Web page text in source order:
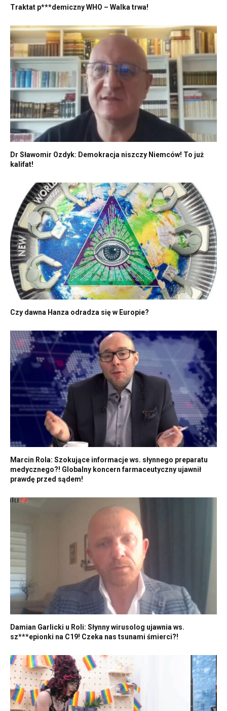
Traktat p***demiczny WHO – Walka trwa!
Dr Sławomir Ozdyk: Demokracja niszczy Niemców! To już
kalifat!
Czy dawna Hanza odradza się w Europie?
Marcin Rola: Szokujące informacje ws. słynnego preparatu
medycznego?! Globalny koncern farmaceutyczny ujawnił
prawdę przed sądem!
Damian Garlicki u Roli: Słynny wirusolog ujawnia ws.
sz***epionki na C19! Czeka nas tsunami śmierci?!